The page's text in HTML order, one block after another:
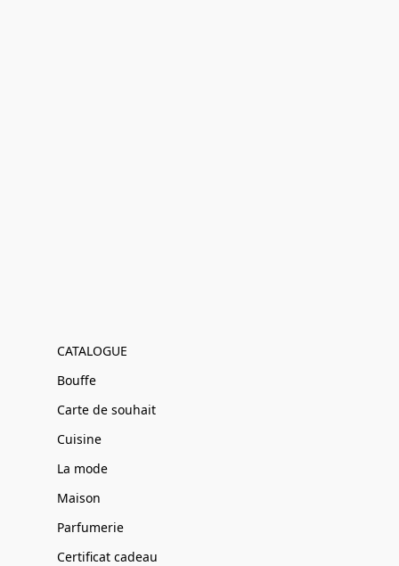
CATALOGUE
Bouffe
Carte de souhait
Cuisine
La mode
Maison
Parfumerie
Certificat cadeau